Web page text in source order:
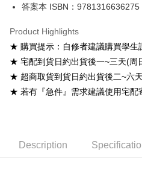
NT$60/order
付款後7-11取貨
NT$60/order
宅配-台灣本島
NT$100/order
答案本 ISBN：9781316636275
Product Highlights
★ 購買提示：自修者建議購買學生
★ 宅配到貨日約出貨後一~三天(周
★ 超商取貨到貨日約出貨後二~六
★ 若有『急件』需求建議使用宅配
Description